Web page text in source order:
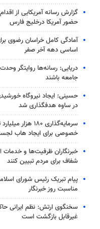
گزارش رسانه آمریکایی از اقدام
حضور آمریکا درخلیج فارس
آمادگی کامل خراسان رضوی
اساسی دهه آخر صفر
دریایی: رسانه‌ها روایتگر
جامعه باشند
در ساوه هدفگذاری شد
سرمایه‌گذاری ۱۸۰
خصوصی برای ایجاد هاب
خبرنگاران ظرفیت‌ها و خدمات
شفاف برای مردم تبیین کنند
پیام تبریک رئیس شورای
مناسبت روز خبرنگار
سخنگوی ارتش: نظم ایرانی
غیرقابل بازگشت است